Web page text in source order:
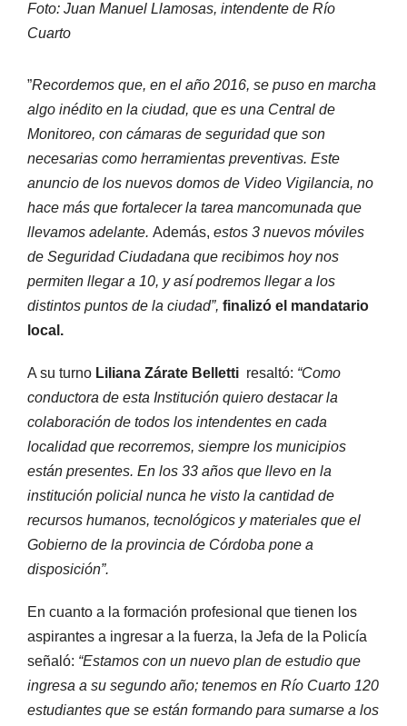
Foto: Juan Manuel Llamosas, intendente de Río
Cuarto
”Recordemos que, en el año 2016, se puso en marcha
algo inédito en la ciudad, que es una Central de
Monitoreo, con cámaras de seguridad que son
necesarias como herramientas preventivas. Este
anuncio de los nuevos domos de Video Vigilancia, no
hace más que fortalecer la tarea mancomunada que
llevamos adelante. Además, estos 3 nuevos móviles
de Seguridad Ciudadana que recibimos hoy nos
permiten llegar a 10, y así podremos llegar a los
distintos puntos de la ciudad”, finalizó el mandatario
local.
A su turno Liliana Zárate Belletti resaltó: “Como
conductora de esta Institución quiero destacar la
colaboración de todos los intendentes en cada
localidad que recorremos, siempre los municipios
están presentes. En los 33 años que llevo en la
institución policial nunca he visto la cantidad de
recursos humanos, tecnológicos y materiales que el
Gobierno de la provincia de Córdoba pone a
disposición”.
En cuanto a la formación profesional que tienen los
aspirantes a ingresar a la fuerza, la Jefa de la Policía
señaló: “Estamos con un nuevo plan de estudio que
ingresa a su segundo año; tenemos en Río Cuarto 120
estudiantes que se están formando para sumarse a los